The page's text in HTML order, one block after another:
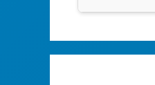
클룩